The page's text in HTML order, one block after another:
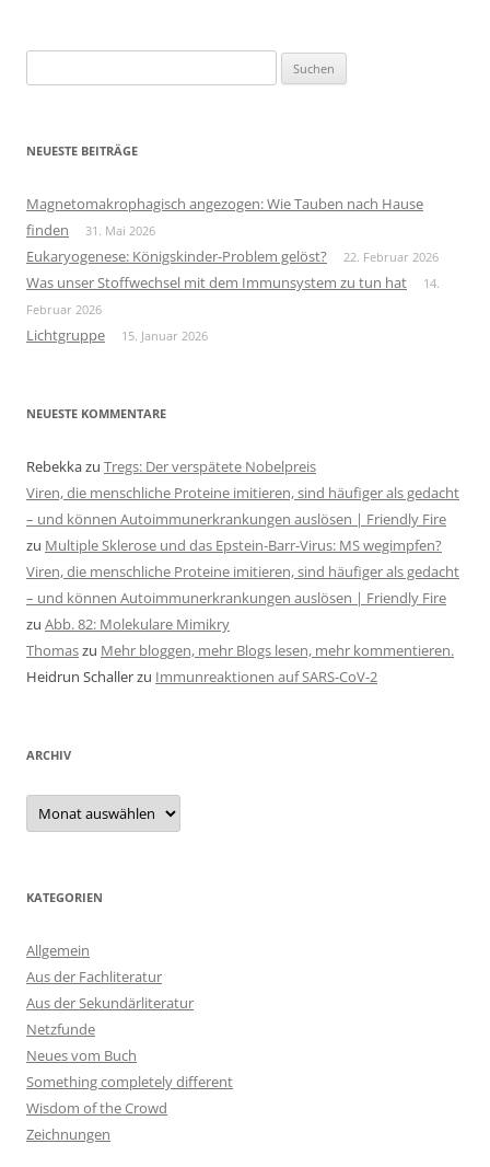
nach:
NEUESTE BEITRÄGE
Magnetomakrophagisch angezogen: Wie Tauben nach Hause
finden
31. Mai 2026
Eukaryogenese: Königskinder-Problem gelöst? 22. Februar 2026
Was unser Stoffwechsel mit dem Immunsystem zu tun hat
14.
Februar 2026
Lichtgruppe 15. Januar 2026
NEUESTE KOMMENTARE
Rebekkazu Tregs: Der verspätete Nobelpreis
Viren, die menschliche Proteine imitieren, sind häufiger als gedacht
– und können Autoimmunerkrankungen auslösen | Friendly Fire
zu Multiple Sklerose und das Epstein-Barr-Virus: MS wegimpfen?
Viren, die menschliche Proteine imitieren, sind häufiger als gedacht
– und können Autoimmunerkrankungen auslösen | Friendly Fire
zu Abb. 82: Molekulare Mimikry
Thomaszu Mehr bloggen, mehr Blogs lesen, mehr kommentieren.
Heidrun Schallerzu Immunreaktionen auf SARS-CoV-2
ARCHIV
Archiv
KATEGORIEN
Allgemein
Aus der Fachliteratur
Aus der Sekundärliteratur
Netzfunde
Neues vom Buch
Something completely different
Wisdom of the Crowd
Zeichnungen